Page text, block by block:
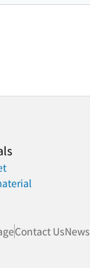
Contact UsNews